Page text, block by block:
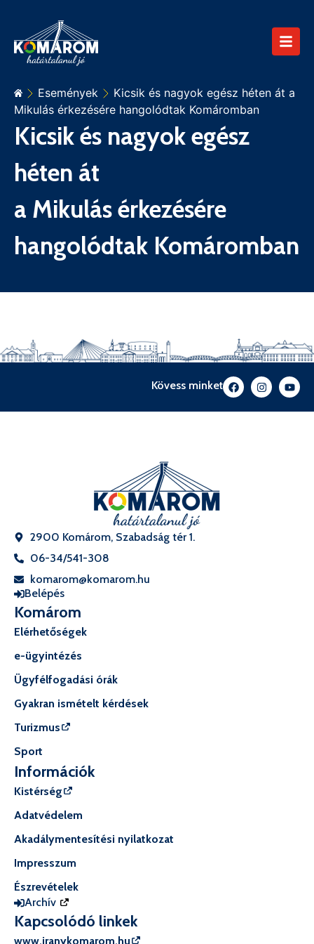
Események
Kicsik és nagyok egész héten át a
Mikulás érkezésére hangolódtak Komáromban
Kicsik és nagyok egész
héten át
a Mikulás érkezésére
hangolódtak Komáromban
Kövess minket
2900 Komárom, Szabadság tér 1.
06-34/541-308
komarom@komarom.hu
Belépés
Komárom
Elérhetőségek
e-ügyintézés
Ügyfélfogadási órák
Gyakran ismételt kérdések
Turizmus
Sport
Információk
Kistérség
Adatvédelem
Akadálymentesítési nyilatkozat
Impresszum
Észrevételek
Archív
Kapcsolódó linkek
www.iranykomarom.hu